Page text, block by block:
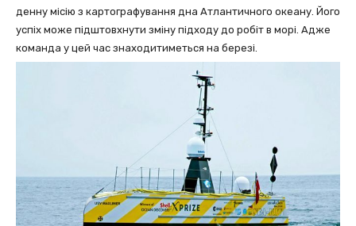
денну місію з картографування дна Атлантичного океану. Його
успіх може підштовхнути зміну підходу до робіт в морі. Адже
команда у цей час знаходитиметься на березі.